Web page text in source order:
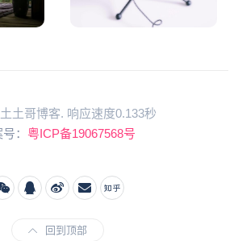
土哥博客. 响应速度0.133秒
： 粤ICP备19067568号
回到顶部